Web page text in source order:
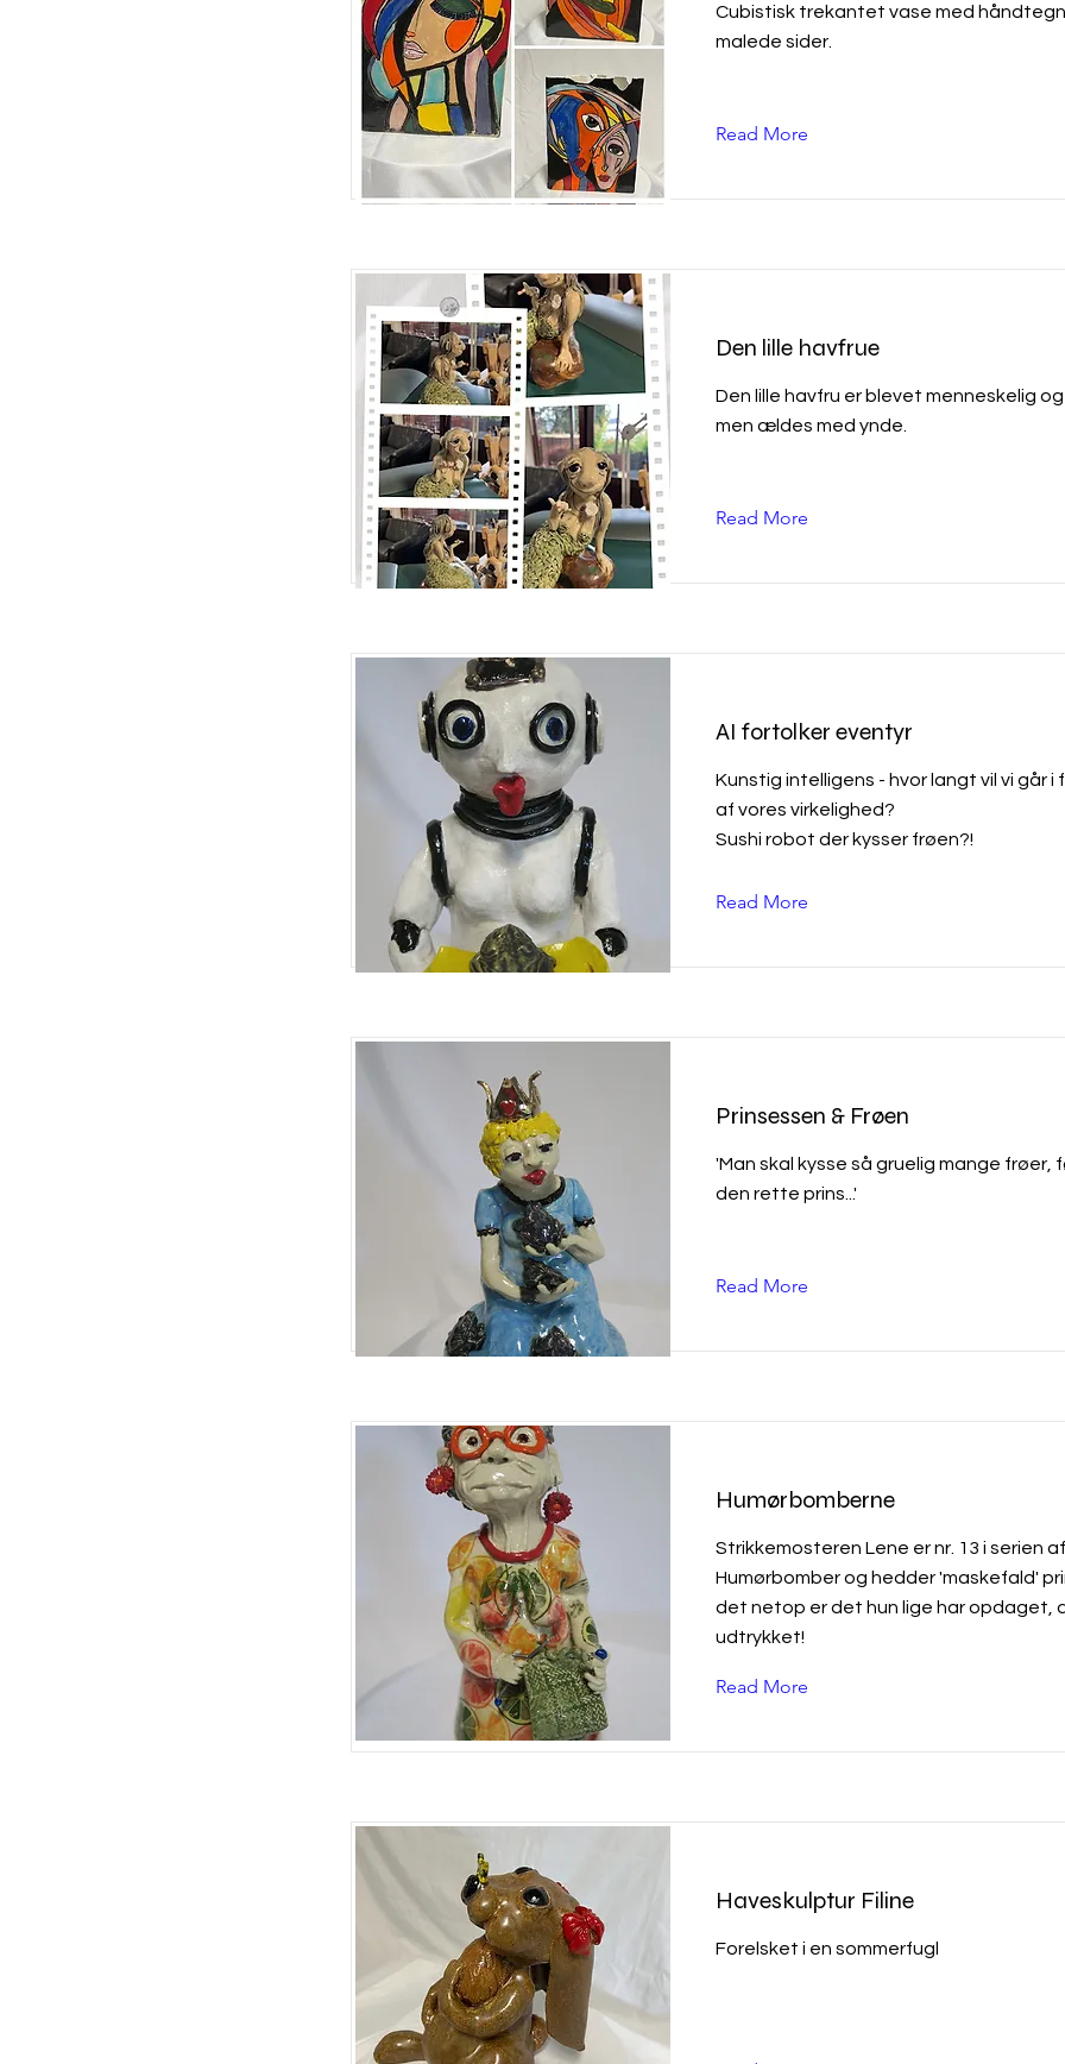
Cubistisk trekantet vase med
malede sider.
Read More
Den lille havfrue
Den lille havfru er blevet menneskelig
men ældes med ynde.
Read More
AI fortolker eventyr
Kunstig intelligens - hvor langt vil vi går i
af vores virkelighed?
Sushi robot der kysser frøen?!
Read More
Prinsessen & Frøen
'Man skal kysse så gruelig mange frøer,
den rette prins...'
Read More
Humørbomberne
Strikkemosteren Lene er nr. 13 i serien af
Humørbomber og hedder 'maskefald'
det netop er det hun lige har opdaget,
udtrykket!
Read More
Haveskulptur Filine
Forelsket i en sommerfugl